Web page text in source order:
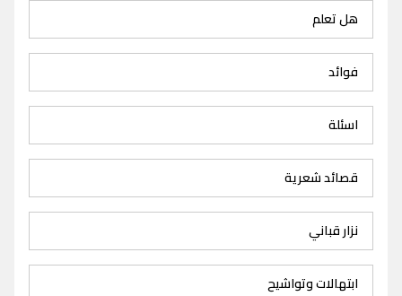
هل تعلم
فوائد
اسئلة
قصائد شعرية
نزار قباني
ابتهالات وتواشيح